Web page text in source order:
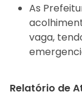
As
vaga,
Relatório de